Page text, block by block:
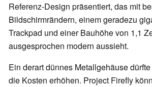
Referenz-Design präsentiert, das mit
Bildschirmrändern, einem geradezu
Trackpad und einer Bauhöhe von 1,1
ausgesprochen modern aussieht.
Ein derart dünnes Metallgehäuse
die Kosten erhöhen. Project Firefly